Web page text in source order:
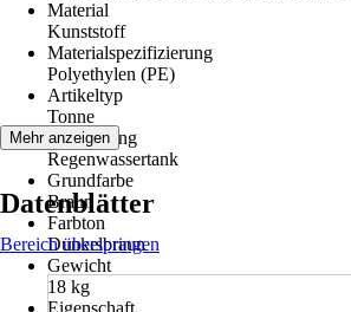
Material
Kunststoff
Materialspezifizierung
Polyethylen (PE)
Artikeltyp
Tonne
Ausführung
Regenwassertank
Grundfarbe
Braun
Farbton
Dunkelbraun
Gewicht
18 kg
Eigenschaft
Mehr anzeigen
Datenblätter
Bereich überspringen